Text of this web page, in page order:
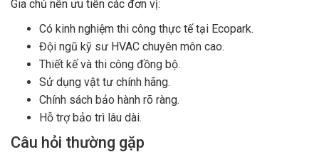
Gia chủ nên ưu tiên các đơn vị:
Có kinh nghiệm thi công thực tế tại Ecopark.
Đội ngũ kỹ sư HVAC chuyên môn cao.
Thiết kế và thi công đồng bộ.
Sử dụng vật tư chính hãng.
Chính sách bảo hành rõ ràng.
Hỗ trợ bảo trì lâu dài.
Câu hỏi thường gặp